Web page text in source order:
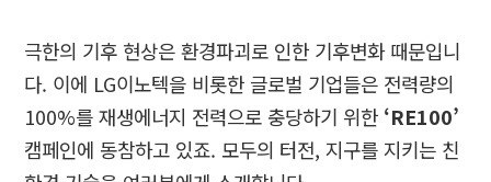
극한의 기후 현상은 환경파괴로 인한 기후변화 때문입니
다. 이에 LG이노텍을 비롯한 글로벌 기업들은 전력량의
100%를 재생에너지 전력으로 충당하기 위한 ‘RE100’
캠페인에 동참하고 있죠. 모두의 터전,지구를 지키는 친